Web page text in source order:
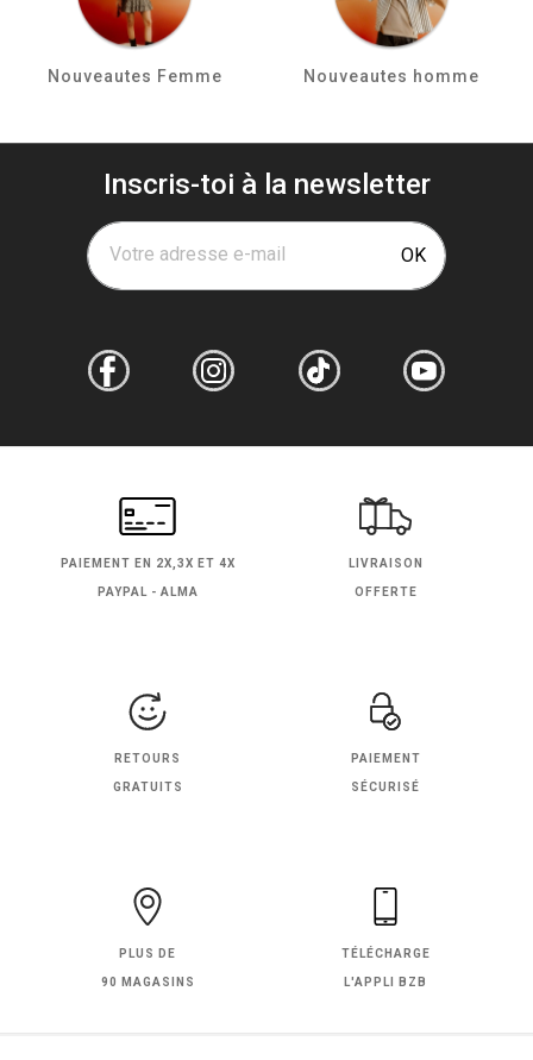
Nouveautes Femme Nouveautes homme
Inscris-toi à la newsletter
Votre adresse e-mail OK
PAIEMENT EN 2X,3X ET 4X
PAYPAL - ALMA
LIVRAISON
OFFERTE
RETOURS
GRATUITS
PAIEMENT
SÉCURISÉ
PLUS DE
90 MAGASINS
TÉLÉCHARGE
L'APPLI BZB